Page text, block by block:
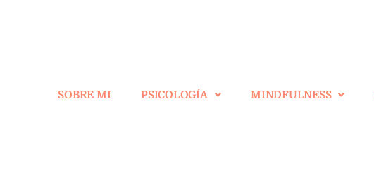
SOBRE MI PSICOLOGÍA MINDFULNESS